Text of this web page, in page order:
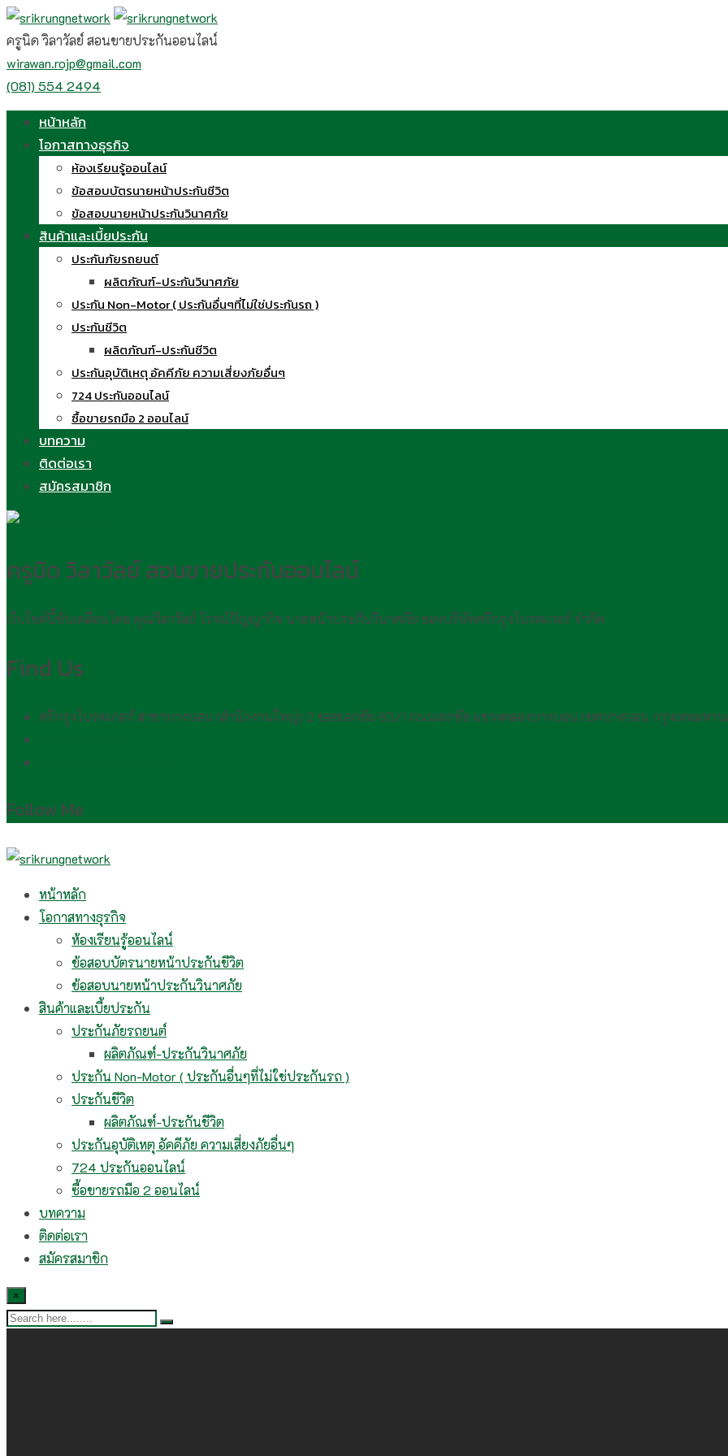
Skip
to
content
ครูนิด วิลาวัลย์ สอนขายประกันออนไลน์
wirawan.rojp@gmail.com
(081) 554 2494
หน้าหลัก
โอกาสทางธุรกิจ
ห้องเรียนรู้ออนไลน์
ข้อสอบบัตรนายหน้าประกันชีวิต
ข้อสอบนายหน้าประกันวินาศภัย
สินค้าและเบี้ยประกัน
ประกันภัยรถยนต์
ผลิตภัณฑ์-ประกันวินาศภัย
ประกัน Non-Motor ( ประกันอื่นๆที่ไม่ใช่ประกันรถ )
ประกันชีวิต
ผลิตภัณฑ์-ประกันชีวิต
ประกันอุบัติเหตุ อัคคีภัย ความเสี่ยงภัยอื่นๆ
724 ประกันออนไลน์
ซื้อขายรถมือ 2 ออนไลน์
บทความ
ติดต่อเรา
สมัครสมาชิก
ครูนิด วิลาวัลย์ สอนขายประกันออนไลน์
เว็บไซต์นี้ขับเคลื่อนโดย คุณวิลาวัลย์ โรจน์ปัญญากิจ นายหน้าประกันวินาศภัย ของบริษัทศรีกรุงโบรคเกอร์ จำกัด
Find Us
ศรีกรุงโบรคเกอร์ สาขาบางบอน (สำนักงานใหญ่) 2 ซอยเอกชัย 83/1 ถนนเอกชัย แขวงคลองบางบอน เขตบางบอน กรุงเทพมหาน
Follow Me
หน้าหลัก
โอกาสทางธุรกิจ
ห้องเรียนรู้ออนไลน์
ข้อสอบบัตรนายหน้าประกันชีวิต
ข้อสอบนายหน้าประกันวินาศภัย
สินค้าและเบี้ยประกัน
ประกันภัยรถยนต์
ผลิตภัณฑ์-ประกันวินาศภัย
ประกัน Non-Motor ( ประกันอื่นๆที่ไม่ใช่ประกันรถ )
ประกันชีวิต
ผลิตภัณฑ์-ประกันชีวิต
ประกันอุบัติเหตุ อัคคีภัย ความเสี่ยงภัยอื่นๆ
724 ประกันออนไลน์
ซื้อขายรถมือ 2 ออนไลน์
บทความ
ติดต่อเรา
สมัครสมาชิก
×